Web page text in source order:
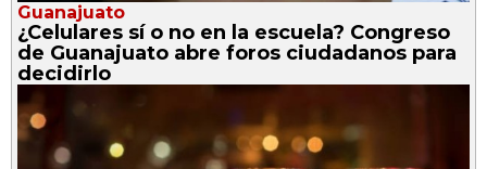
Guanajuato
¿Celulares sí o no en la escuela? Congreso
de Guanajuato abre foros ciudadanos para
decidirlo